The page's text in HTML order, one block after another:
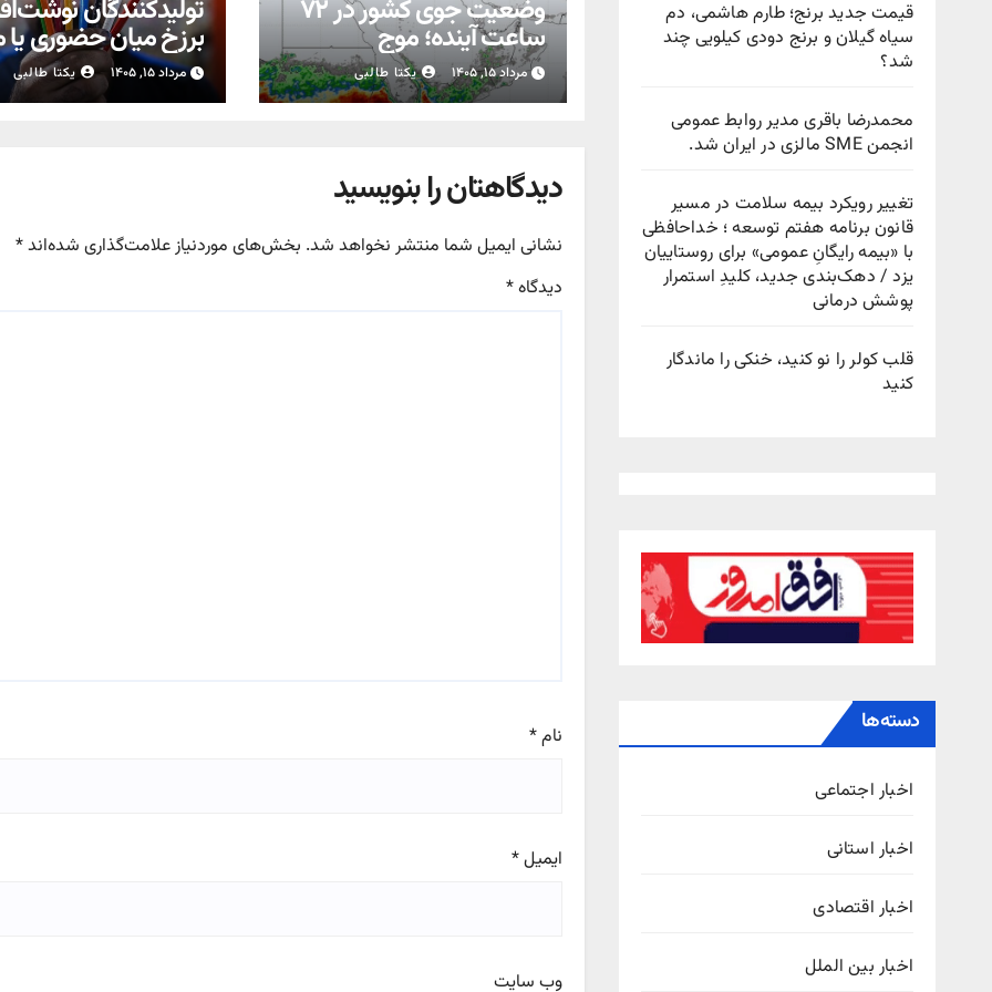
قیمت جدید برنج؛ طارم هاشمی، دم
سیاه گیلان و برنج دودی کیلویی چند
شد؟
محمدرضا باقری مدیر روابط عمومی
انجمن SME مالزی در ایران شد.
تغییر رویکرد بیمه سلامت در مسیر
قانون برنامه هفتم توسعه ؛ خداحافظی
با «بیمه رایگانِ عمومی» برای روستاییان
یزد / دهک‌بندی جدید، کلیدِ استمرار
پوشش درمانی
قلب کولر را نو کنید، خنکی را ماندگار
کنید
دسته‌ها
اخبار اجتماعی
اخبار استانی
اخبار اقتصادی
اخبار بین الملل
وضعیت جوی کشور در ۷۲
ساعت آینده؛ موج
بارش‌های تابستانه در راه ۱۱
استان
مرداد ۱۵, ۱۴۰۵ یکتا طالبی
تولیدکنندگان
برزخ میان حضوری
شدن مدارس
مرداد ۱۵, ۱۴۰۵ یکتا طالبی
دیدگاهتان را بنویسید
نشانی ایمیل شما منتشر نخواهد شد. بخش‌های موردنیاز علامت‌گذاری شده‌اند*
دیدگاه*
نام*
ایمیل*
وب‌ سایت